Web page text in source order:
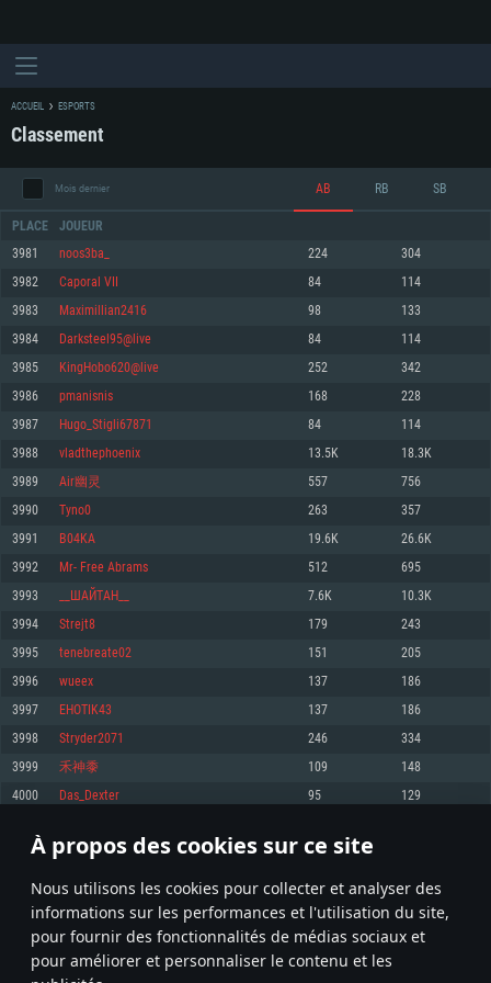
À propos des cookies sur ce site
Nous utilisons les cookies pour collecter et analyser des
informations sur les performances et l'utilisation du site,
pour fournir des fonctionnalités de médias sociaux et
pour améliorer et personnaliser le contenu et les
CONFIGURATION SYSTÈME REQUISE
Pour PC
Minimum
OS: Windows 10 (64 bit)
Processeur: Dual-Core 2.2 GHz
Mémoire: 4 GB
Carte graphique supportant DirectX 11: AMD Radeon 77XX / NVIDIA
GeForce GTX 660. La résolution minimale supportée par le jeu est de 720p
Connection: Connexion Internet à haut débit
Disque dur: 23.1 Go (client minimal)
Recommandée
1060 et plus, Radeon RX 570 et plus.
Disque dur: 75.9 Go (client complet)
Minimum
OS: Mac OS Big Sur 11.0 ou plus récent
Processeur: Core i5, minimum 2.2GHz (Les processeurs Intel Xeon ne sont
pas supportés)
Mémoire: 6 GB
Carte graphique: Intel Iris Pro 5200 (Mac), ou analogue AMD/Nvidia. La
résolution minimale supportée par le jeu est de 720p.
Connection: Connexion Internet à haut débit
Disque dur: 62,2 Go (client minimal)
Recommandée
OS: Mac OS Big Sur 11.0 ou plus récent
Processeur: Core i7 (Les processeurs Intel Xeon ne sont pas supportés)
Mémoire: 8 GB
Carte graphique: Radeon Vega II ou plus avec support de Metal
Disque dur: 62,2 Go (client complet)
Minimum
OS: Les configurations Linux 64 bits les plus modernes
Processeur: Dual-Core 2.4 GHz
Mémoire: 4 GB
Carte graphique: NVIDIA 660 avec les derniers drivers (moins de 6 mois) /
de même pour AMD (La résolution minimale supportée par le jeu est de
720p)
Connection: Connexion Internet à haut débit
Disque dur: 62,2 Go (client minimal)
Recommandée
OS: Ubuntu 20.04 64bit
Processeur: Intel Core i7
Mémoire: 8 GB
Carte graphique: NVIDIA 1060 avec les derniers drivers (moins de 6 mois) /
6 mois et supportant Vulkan
Connection: Connexion Internet à haut débit
Disque dur: 60,2 Go (client complet)
ACCUEIL ESPORTS
Classement
Mois dernier AB RB SB
PLACE JOUEUR
3981 noos3ba_ 224 304
3982 Caporal VII 84 114
3983 Maximillian2416 98 133
3984 Darksteel95@live 84 114
3985 KingHobo620@live 252 342
3986 pmanisnis 168 228
3987 Hugo_Stigli67871 84 114
3988 vladthephoenix 13.5K 18.3K
3989 Air幽灵 557 756
3990 Tyno0 263 357
3991 B04KA 19.6K 26.6K
3992 Mr- Free Abrams 512 695
3993 __ШАЙТАН__ 7.6K 10.3K
3994 Strejt8 179 243
3995 tenebreate02 151 205
3996 wueex 137 186
3997 EHOTIK43 137 186
3998 Stryder2071 246 334
3999 禾神黍 109 148
4000 Das_Dexter 95 129
* Classement mis à jour quotidiennement
199 200 201 300